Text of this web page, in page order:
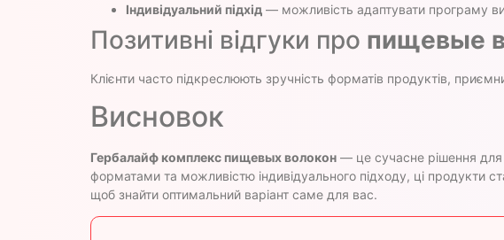
Індивідуальний підхід — можливість адаптувати програму
Позитивні відгуки про пищевые
Клієнти часто підкреслюють зручність форматів продуктів,
Висновок
Гербалайф комплекс пищевых волокон — це сучасне рішення
форматами та можливістю індивідуального підходу, ці продукти
щоб знайти оптимальний варіант саме для вас.